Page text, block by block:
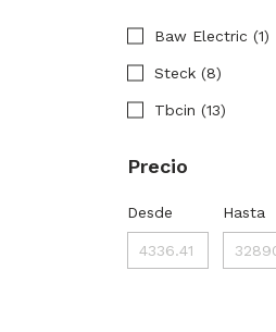
Baw Electric (1)
Steck (8)
Tbcin (13)
Precio
Desde Hasta